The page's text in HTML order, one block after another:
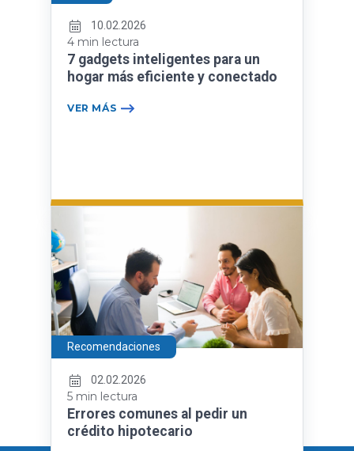
10.02.2026
4 min lectura
7 gadgets inteligentes para un
hogar más eficiente y conectado
VER MÁS
Recomendaciones
02.02.2026
5 min lectura
Errores comunes al pedir un
crédito hipotecario